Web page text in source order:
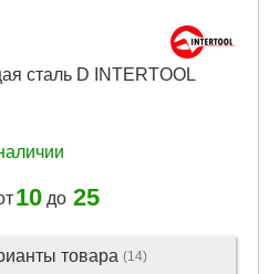
сталь D INTERTOOL
10до 25
товара (14)